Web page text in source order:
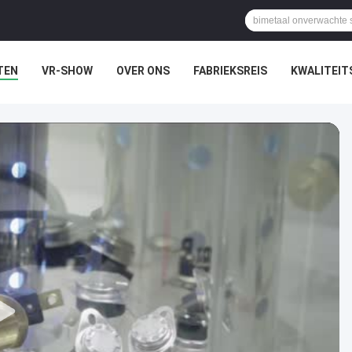
VR-SHOW OVER ONS FABRIEKSREIS